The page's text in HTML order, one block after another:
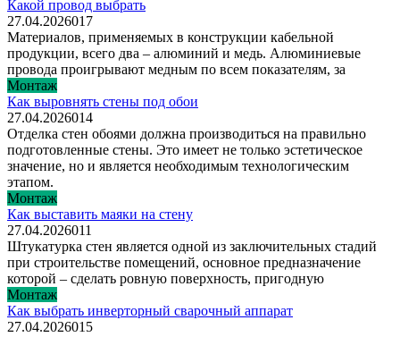
Какой провод выбрать
27.04.2026017
Материалов, применяемых в конструкции кабельной
продукции, всего два – алюминий и медь. Алюминиевые
провода проигрывают медным по всем показателям, за
Монтаж
Как выровнять стены под обои
27.04.2026014
Отделка стен обоями должна производиться на правильно
подготовленные стены. Это имеет не только эстетическое
значение, но и является необходимым технологическим
этапом.
Монтаж
Как выставить маяки на стену
27.04.2026011
Штукатурка стен является одной из заключительных стадий
при строительстве помещений, основное предназначение
которой – сделать ровную поверхность, пригодную
Монтаж
Как выбрать инверторный сварочный аппарат
27.04.2026015